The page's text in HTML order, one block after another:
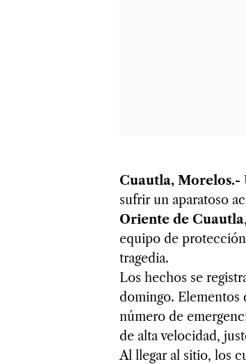
Cuautla, Morelos.-
sufrir un aparatoso
Oriente de Cuautla
equipo de
tragedia.
Los hechos se
domingo. Elementos
número de
de alta velocidad,
Al llegar al sitio, los